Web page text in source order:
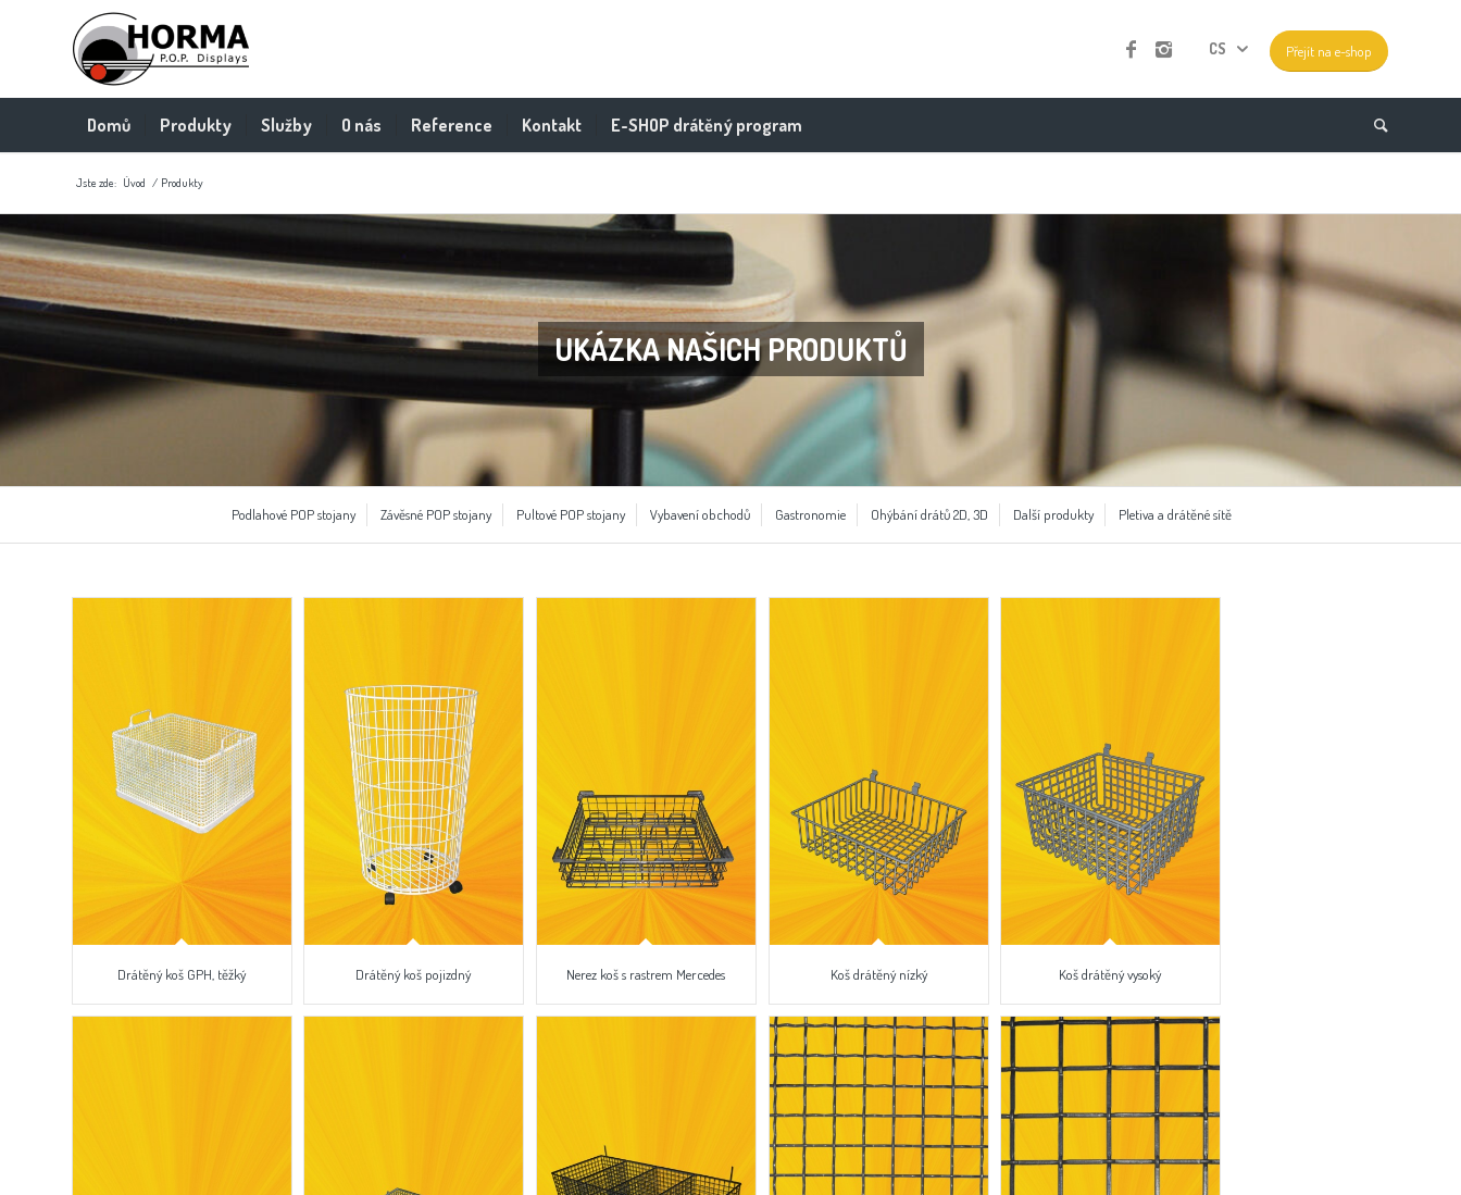
Přejít na e-shop
CS
Domů Produkty Služby O nás Reference Kontakt E-SHOP drátěný program
Jste zde: Úvod / Produkty
UKÁZKA NAŠICH PRODUKTŮ
Podlahové POP stojany Závěsné POP stojany Pultové POP stojany Vybavení obchodů Gastronomie Ohýbání drátů 2D, 3D Další produkty Pletiva a drátěné sítě
Drátěný koš GPH, těžký Drátěný koš pojizdný Nerez koš s rastrem Mercedes Koš drátěný nízký Koš drátěný vysoký